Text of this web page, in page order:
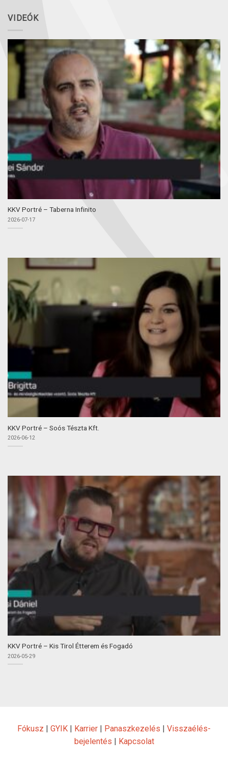
VIDEÓK
KKV Portré – Taberna Infinito
2026-07-17
KKV Portré – Soós Tészta Kft.
2026-06-12
KKV Portré – Kis Tirol Étterem és Fogadó
2026-05-29
Fókusz | GYIK | Karrier | Panaszkezelés | Visszaélés-
bejelentés | Kapcsolat